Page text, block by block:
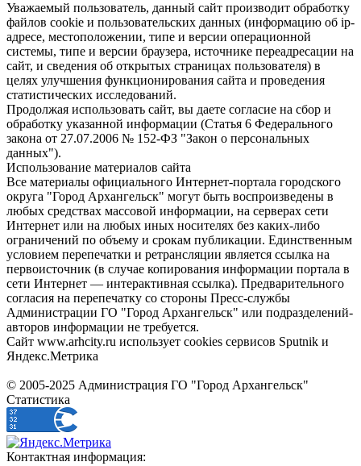
Уважаемый пользователь, данный сайт производит обработку
файлов cookie и пользовательских данных (информацию об ip-
адресе, местоположении, типе и версии операционной
системы, типе и версии браузера, источнике переадресации на
сайт, и сведения об открытых страницах пользователя) в
целях улучшения функционирования сайта и проведения
статистических исследований.
Продолжая использовать сайт, вы даете согласие на сбор и
обработку указанной информации (Статья 6 Федерального
закона от 27.07.2006 № 152-ФЗ "Закон о персональных
данных").
Использование материалов сайта
Все материалы официального Интернет-портала городского
округа "Город Архангельск" могут быть воспроизведены в
любых средствах массовой информации, на серверах сети
Интернет или на любых иных носителях без каких-либо
ограничений по объему и срокам публикации. Единственным
условием перепечатки и ретрансляции является ссылка на
первоисточник (в случае копирования информации портала в
сети Интернет — интерактивная ссылка). Предварительного
согласия на перепечатку со стороны Пресс-службы
Администрации ГО "Город Архангельск" или подразделений-
авторов информации не требуется.
Сайт www.arhcity.ru использует cookies сервисов Sputnik и
Яндекс.Метрика
© 2005-2025 Администрация ГО "Город Архангельск"
Статистика
Контактная информация: